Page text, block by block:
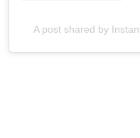
A post shared by